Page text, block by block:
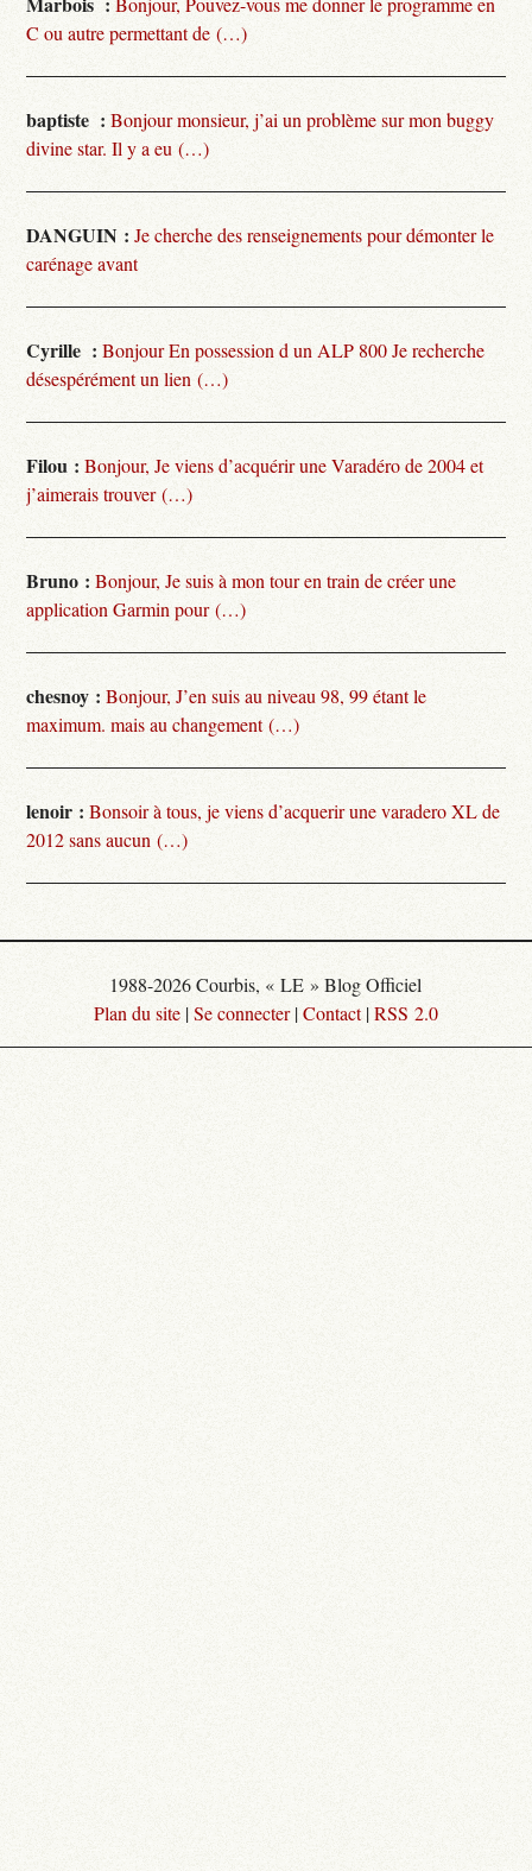
C ou autre permettant de (…)
baptiste : Bonjour monsieur, j’ai un problème sur mon buggy
divine star. Il y a eu (…)
DANGUIN : Je cherche des renseignements pour démonter le
carénage avant
Cyrille : Bonjour En possession d un ALP 800 Je recherche
désespérément un lien (…)
Filou : Bonjour, Je viens d’acquérir une Varadéro de 2004 et
j’aimerais trouver (…)
Bruno : Bonjour, Je suis à mon tour en train de créer une
application Garmin pour (…)
chesnoy : Bonjour, J’en suis au niveau 98, 99 étant le
maximum. mais au changement (…)
lenoir : Bonsoir à tous, je viens d’acquerir une varadero XL de
2012 sans aucun (…)
1988-2026 Courbis, « LE » Blog Officiel
Plan du site |Se connecter|Contact|RSS 2.0